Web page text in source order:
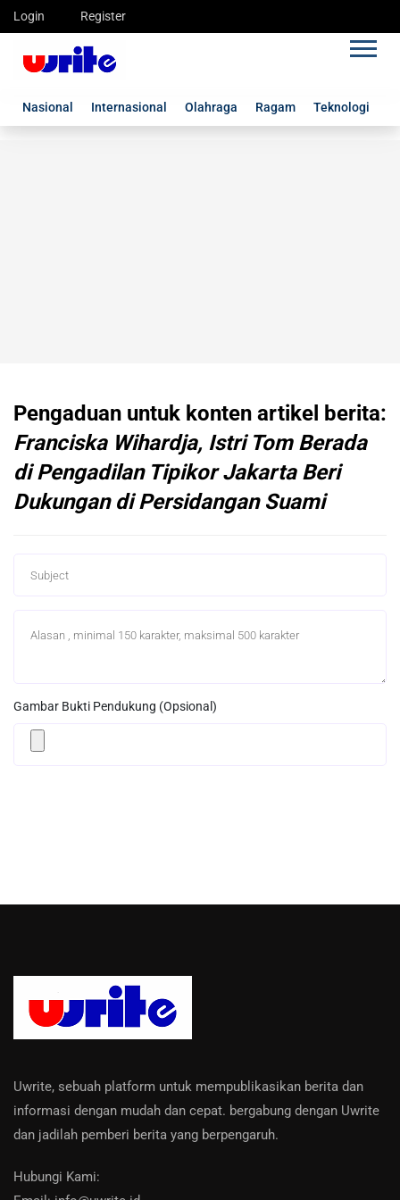
Login Register
Nasional Internasional Olahraga Ragam Teknologi
Pengaduan untuk konten artikel berita:
Franciska Wihardja, Istri Tom Berada
di Pengadilan Tipikor Jakarta Beri
Dukungan di Persidangan Suami
Gambar Bukti Pendukung (Opsional)
Uwrite, sebuah platform untuk mempublikasikan berita dan
informasi dengan mudah dan cepat. bergabung dengan Uwrite
dan jadilah pemberi berita yang berpengaruh.
Hubungi Kami: